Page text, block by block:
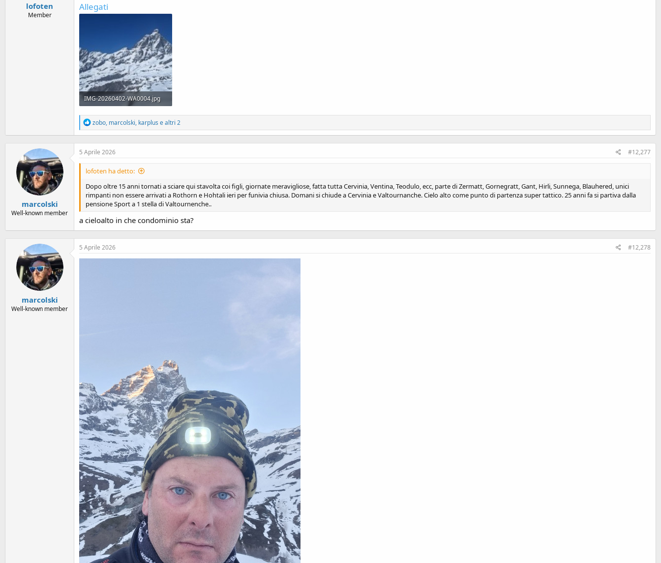
lofoten
Member
Allegati
IMG-20260402-WA0004.jpg
239.8 KB · Visualizzazioni: 90
R
e
a
c
t
o
s
:
zobo, marcolski, karplus e altri 2
marcolski
Well-known member
5 Aprile 2026 #12,277
lofoten ha detto:
Dopo oltre 15 anni tornati a sciare qui stavolta coi figli, giornate meravigliose, fatta tutta Cervinia, Ventina, Teodulo, ecc, parte di Zermatt, Gornegratt, Gant, Hirli, Sunnega, Blauhered, unici
rimpanti non essere arrivati a Rothorn e Hohtali ieri per funivia chiusa. Domani si chiude a Cervinia e Valtournanche. Cielo alto come punto di partenza super tattico. 25 anni fa si partiva dalla
pensione Sport a 1 stella di Valtournenche..
a cieloalto in che condominio sta?
marcolski
Well-known member
5 Aprile 2026 #12,278